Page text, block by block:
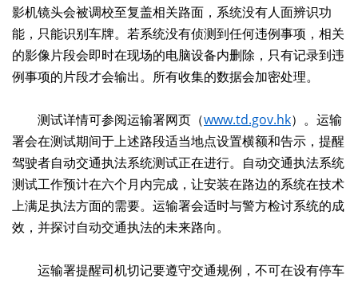
影机镜头会被调校至复盖相关路面，系统没有人面辨识功
能，只能识别车牌。若系统没有侦测到任何违例事项，相关
的影像片段会即时在现场的电脑设备内删除，只有记录到违
例事项的片段才会输出。所有收集的数据会加密处理。
测试详情可参阅运输署网页（www.td.gov.hk）。运输
署会在测试期间于上述路段适当地点设置横额和告示，提醒
驾驶者自动交通执法系统测试正在进行。自动交通执法系统
测试工作预计在六个月内完成，让安装在路边的系统在技术
上满足执法方面的需要。运输署会适时与警方检讨系统的成
效，并探讨自动交通执法的未来路向。
运输署提醒司机切记要遵守交通规例，不可在设有停车